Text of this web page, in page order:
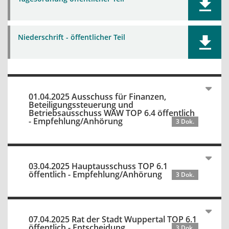
Niederschrift - öffentlicher Teil
01.04.2025 Ausschuss für Finanzen,
Beteiligungssteuerung und
Betriebsausschuss WAW TOP 6.4 öffentlich
- Empfehlung/Anhörung 3 Dok.
03.04.2025 Hauptausschuss TOP 6.1
öffentlich - Empfehlung/Anhörung 3 Dok.
07.04.2025 Rat der Stadt Wuppertal TOP 6.1